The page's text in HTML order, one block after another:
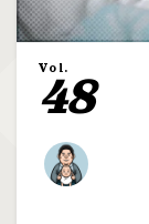
Vol.
48